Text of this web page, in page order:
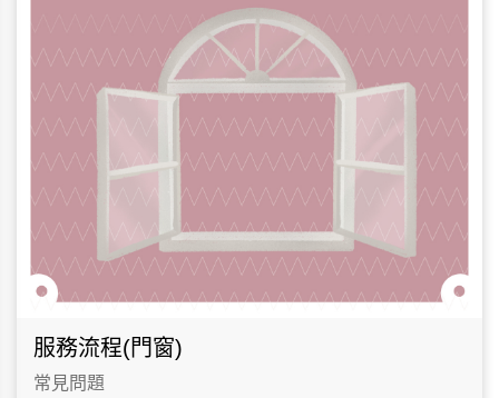
服務流程(門窗)
常見問題